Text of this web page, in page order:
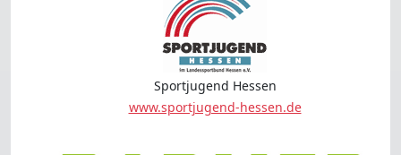
Sportjugend Hessen
www.sportjugend-hessen.de